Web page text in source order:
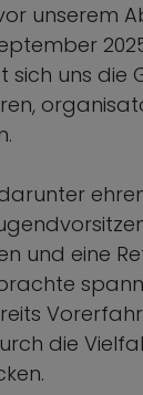
unserem
uns die
und eine
die